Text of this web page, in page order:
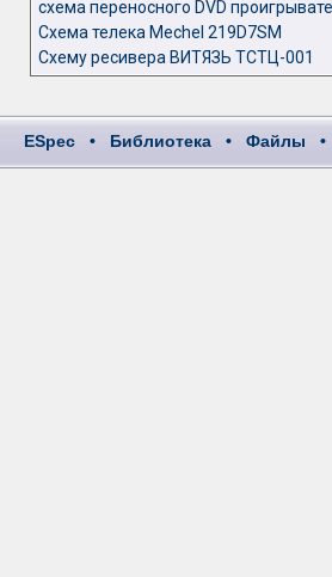
схема переносного DVD
Схема телека Mechel 219D7SM
Схему ресивера ВИТЯЗЬ ТСТЦ-001
ESpec • Библиотека • Файлы •